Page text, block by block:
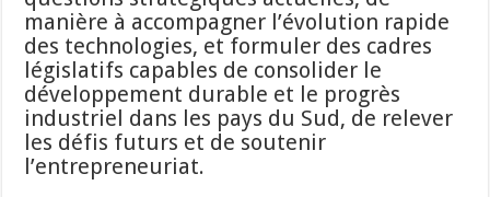
manière à accompagner l’évolution rapide
des technologies, et formuler des cadres
législatifs capables de consolider le
développement durable et le progrès
industriel dans les pays du Sud, de relever
les défis futurs et de soutenir
l’entrepreneuriat.